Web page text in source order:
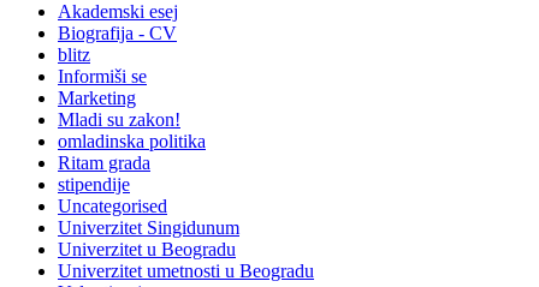
Akademski esej
Biografija - CV
blitz
Informiši se
Marketing
Mladi su zakon!
omladinska politika
Ritam grada
stipendije
Uncategorised
Univerzitet Singidunum
Univerzitet u Beogradu
Univerzitet umetnosti u Beogradu